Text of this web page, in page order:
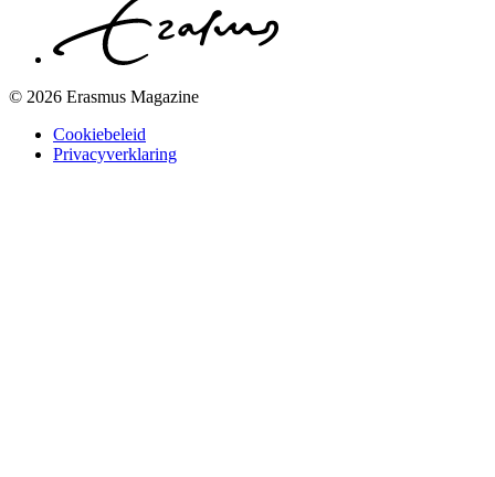
© 2026 Erasmus Magazine
Cookiebeleid
Privacyverklaring